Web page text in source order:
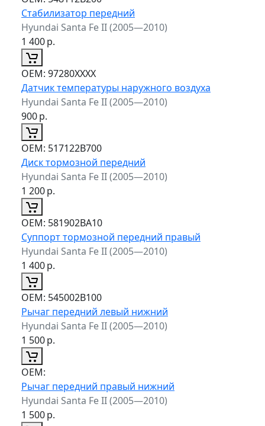
Стабилизатор передний
Hyundai Santa Fe II (2005—2010)
1 400р.
ОЕМ: 97280XXXX
Датчик температуры наружного воздуха
Hyundai Santa Fe II (2005—2010)
900р.
ОЕМ: 517122B700
Диск тормозной передний
Hyundai Santa Fe II (2005—2010)
1 200р.
ОЕМ: 581902BA10
Суппорт тормозной передний правый
Hyundai Santa Fe II (2005—2010)
1 400р.
ОЕМ: 545002B100
Рычаг передний левый нижний
Hyundai Santa Fe II (2005—2010)
1 500р.
ОЕМ:
Рычаг передний правый нижний
Hyundai Santa Fe II (2005—2010)
1 500р.